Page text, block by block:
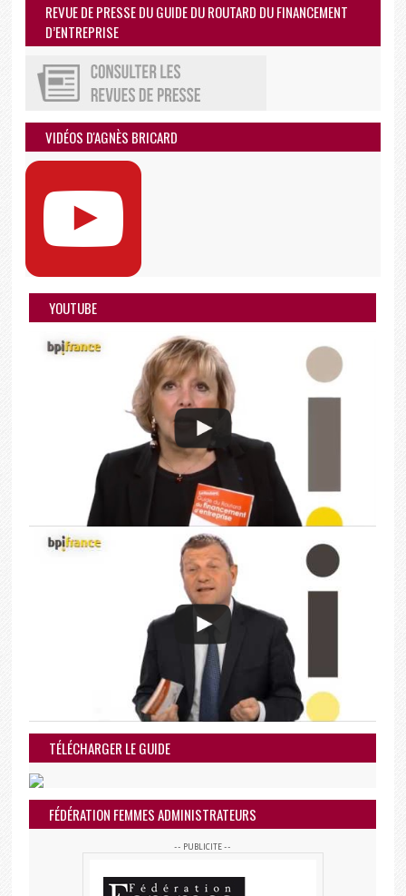
REVUE DE PRESSE DU GUIDE DU ROUTARD DU FINANCEMENT
D’ENTREPRISE
VIDÉOS D'AGNÈS BRICARD
YOUTUBE
TÉLÉCHARGER LE GUIDE
FÉDÉRATION FEMMES ADMINISTRATEURS
-- PUBLICITE --